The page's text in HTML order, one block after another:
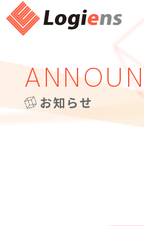
お知らせ